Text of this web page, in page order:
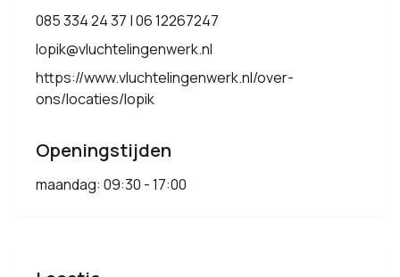
085 334 24 37 | 06 12267247
lopik@vluchtelingenwerk.nl
https://www.vluchtelingenwerk.nl/over-
ons/locaties/lopik
Openingstijden
maandag: 09:30 - 17:00